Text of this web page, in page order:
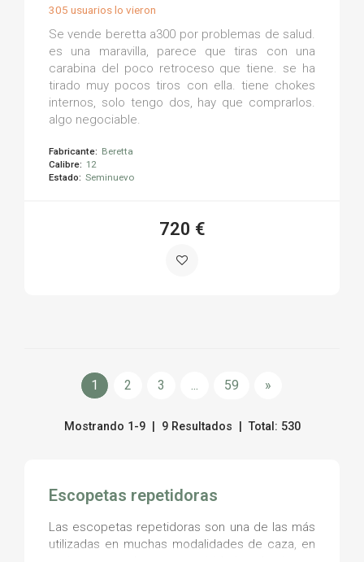
305 usuarios lo vieron
Se vende beretta a300 por problemas de salud.
es una maravilla, parece que tiras con una
carabina del poco retroceso que tiene. se ha
tirado muy pocos tiros con ella. tiene chokes
internos, solo tengo dos, hay que comprarlos.
algo negociable.
Fabricante: Beretta
Calibre: 12
Estado: Seminuevo
720 €
1 2 3 ... 59 »
Mostrando 1-9 | 9 Resultados | Total: 530
Escopetas repetidoras
Las escopetas repetidoras son una de las más
utilizadas en muchas modalidades de caza, en